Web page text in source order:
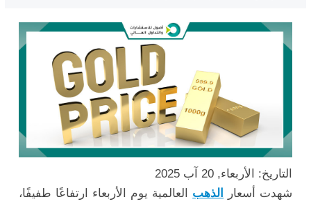
التاريخ: الأربعاء, 20 آب 2025
شهدت أسعار
الذهب العالمية يوم الأربعاء ارتفاعًا طفيفًا،